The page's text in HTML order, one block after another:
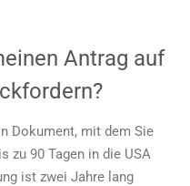
Antrag auf
Dokument, mit dem Sie
zu 90 Tagen in die USA
ist zwei Jahre lang